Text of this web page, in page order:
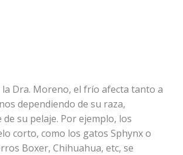
la Dra. Moreno, el frío afecta tanto a
dependiendo de su raza,
de su pelaje. Por ejemplo, los
corto, como los gatos Sphynx o
Boxer, Chihuahua, etc, se